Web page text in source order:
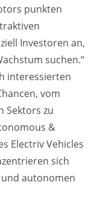
punkten
Investoren an,
suchen.“
interessierten
vom
Sektors zu
&
Electriv Vehicles
sich
autonomen